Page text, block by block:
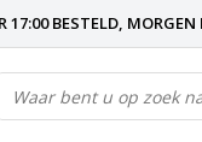
17:00 BESTELD,